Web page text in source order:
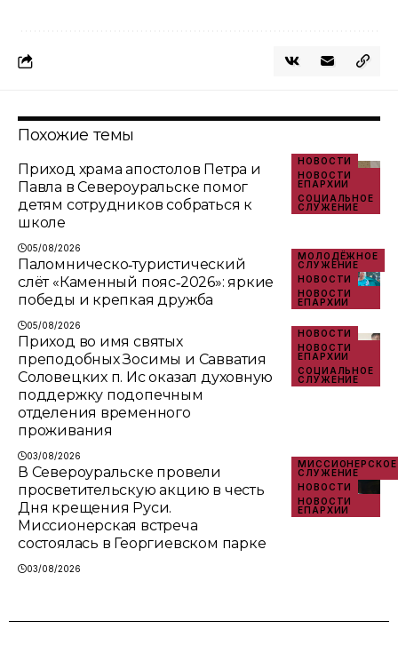
Похожие темы
НОВОСТИ
НОВОСТИ
ЕПАРХИИ
СОЦИАЛЬНОЕ
СЛУЖЕНИЕ
Приход храма апостолов Петра и
Павла в Североуральске помог
детям сотрудников собраться к
школе
05/08/2026
МОЛОДЁЖНОЕ
СЛУЖЕНИЕ
НОВОСТИ
НОВОСТИ
ЕПАРХИИ
Паломническо‑туристический
слёт «Каменный пояс‑2026»: яркие
победы и крепкая дружба
05/08/2026
НОВОСТИ
НОВОСТИ
ЕПАРХИИ
СОЦИАЛЬНОЕ
СЛУЖЕНИЕ
Приход во имя святых
преподобных Зосимы и Савватия
Соловецких п. Ис оказал духовную
поддержку подопечным
отделения временного
проживания
03/08/2026
МИССИОНЕРСКОЕ
СЛУЖЕНИЕ
НОВОСТИ
НОВОСТИ
ЕПАРХИИ
В Североуральске провели
просветительскую акцию в честь
Дня крещения Руси.
Миссионерская встреча
состоялась в Георгиевском парке
03/08/2026